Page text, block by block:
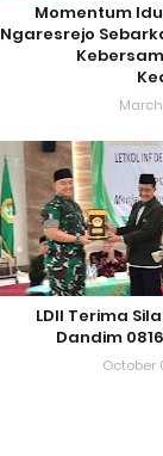
Momentum
Ngaresrejo
March
LDII Terima
Dandim
October